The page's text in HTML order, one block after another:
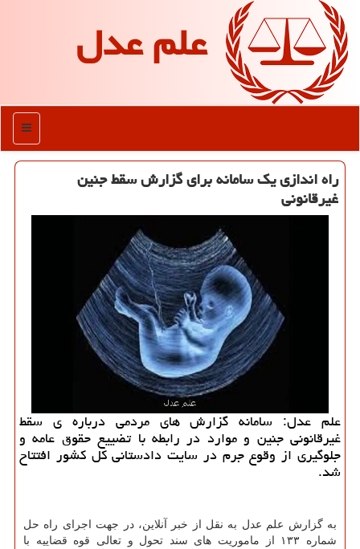
علم عدل
منو
راه اندازی یک سامانه برای گزارش سقط جنین
غیرقانونی
علم عدل: سامانه گزارش های مردمی درباره ی سقط
غیرقانونی جنین و موارد در رابطه با تضییع حقوق عامه و
جلوگیری از وقوع جرم در سایت دادستانی کل کشور افتتاح
شد.
به گزارش علم عدل به نقل از خبر آنلاین، در جهت اجرای راه حل
شماره ۱۳۳ از ماموریت های سند تحول و تعالی قوه قضاییه با